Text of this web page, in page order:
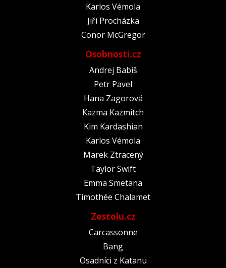
Karlos Vémola
Jiří Procházka
Conor McGregor
Osobnosti.cz
Andrej Babiš
Petr Pavel
Hana Zagorová
Kazma Kazmitch
Kim Kardashian
Karlos Vémola
Marek Ztracený
Taylor Swift
Emma Smetana
Timothée Chalamet
Zestolu.cz
Carcassonne
Bang
Osadníci z Katanu